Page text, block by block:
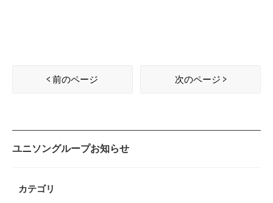
前のページ 次のページ
ユニソングループお知らせ
カテゴリ